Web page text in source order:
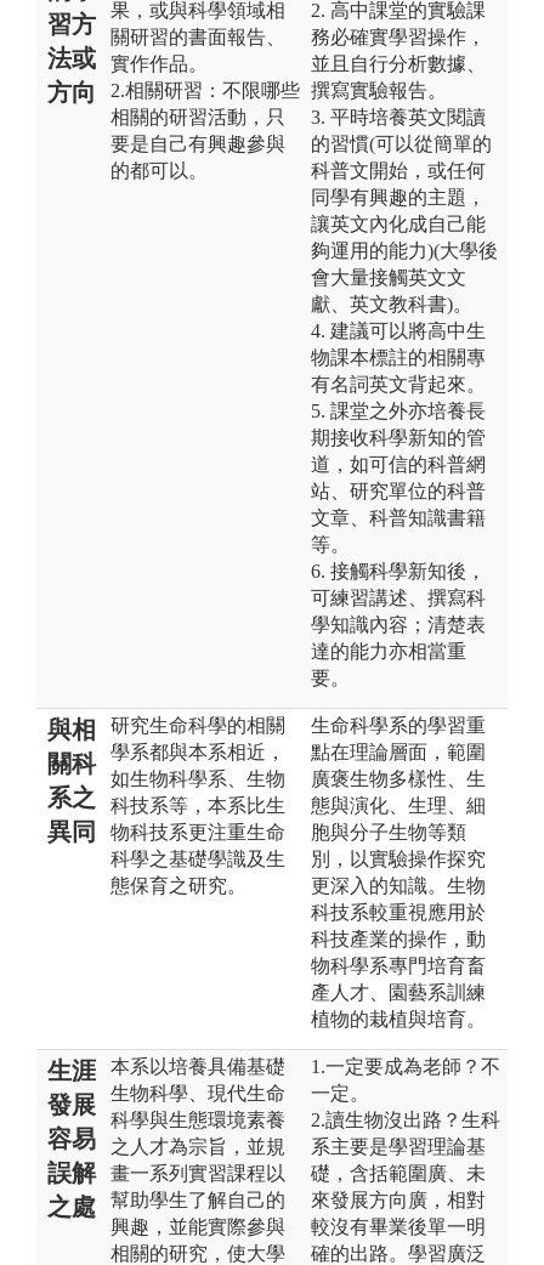
習方
法或
方向
果，或與科學領域相
關研習的書面報告、
實作作品。
2.相關研習：不限哪些
相關的研習活動，只
要是自己有興趣參與
的都可以。
2. 高中課堂的實驗課
務必確實學習操作，
並且自行分析數據、
撰寫實驗報告。
3. 平時培養英文閱讀
的習慣(可以從簡單的
科普文開始，或任何
同學有興趣的主題，
讓英文內化成自己能
夠運用的能力)(大學後
會大量接觸英文文
獻、英文教科書)。
4. 建議可以將高中生
物課本標註的相關專
有名詞英文背起來。
5. 課堂之外亦培養長
期接收科學新知的管
道，如可信的科普網
站、研究單位的科普
文章、科普知識書籍
等。
6. 接觸科學新知後，
可練習講述、撰寫科
學知識內容；清楚表
達的能力亦相當重
要。
與相
關科
系之
異同
研究生命科學的相關
學系都與本系相近，
如生物科學系、生物
科技系等，本系比生
物科技系更注重生命
科學之基礎學識及生
態保育之研究。
生命科學系的學習重
點在理論層面，範圍
廣褒生物多樣性、生
態與演化、生理、細
胞與分子生物等類
別，以實驗操作探究
更深入的知識。生物
科技系較重視應用於
科技產業的操作，動
物科學系專門培育畜
產人才、園藝系訓練
植物的栽植與培育。
生涯
發展
容易
誤解
之處
本系以培養具備基礎
生物科學、現代生命
科學與生態環境素養
之人才為宗旨，並規
畫一系列實習課程以
幫助學生了解自己的
興趣，並能實際參與
相關的研究，使大學
1.一定要成為老師？不
一定。
2.讀生物沒出路？生科
系主要是學習理論基
礎，含括範圍廣、未
來發展方向廣，相對
較沒有畢業後單一明
確的出路。學習廣泛